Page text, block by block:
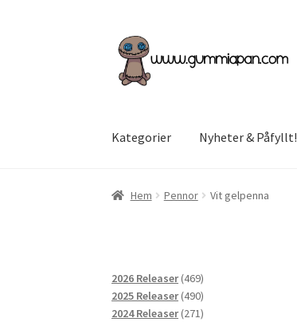
Hoppa
till
navigering
Hoppa
till
innehåll
Kategorier Nyheter & Påfyllt!
Hem Pennor Vit gelpenna
2026 Releaser 469469
produkter
2025 Releaser 490490
produkter
2024 Releaser 271271